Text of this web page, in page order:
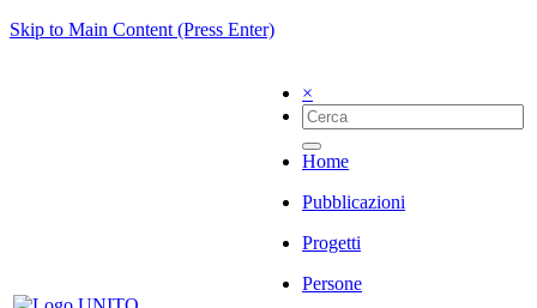
Skip to Main Content (Press Enter)
×
Home
Pubblicazioni
Progetti
Persone